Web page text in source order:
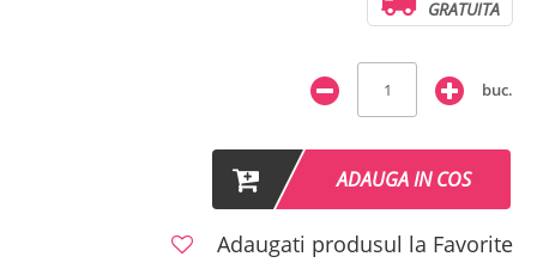
GRATUITA
buc.
ADAUGA IN COS
Adaugati produsul la Favorite